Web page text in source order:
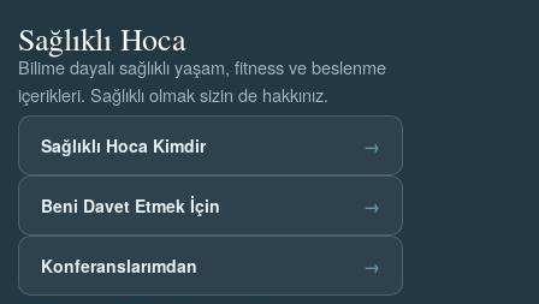
Sağlıklı Hoca
Bilime dayalı sağlıklı yaşam, fitness ve beslenme
içerikleri. Sağlıklı olmak sizin de hakkınız.
Sağlıklı Hoca Kimdir →
Beni Davet Etmek İçin →
Konferanslarımdan →